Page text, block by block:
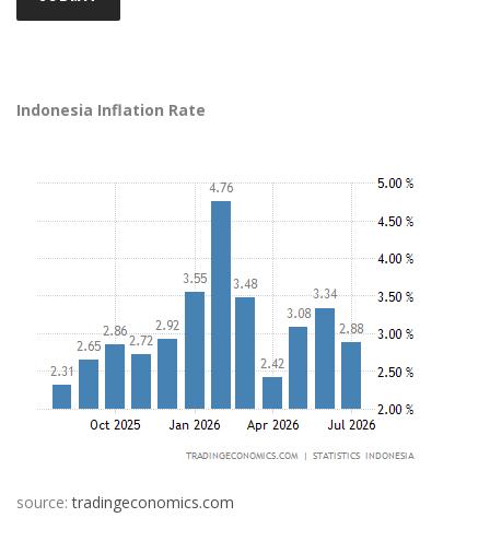
Indonesia Inflation Rate
source:tradingeconomics.com